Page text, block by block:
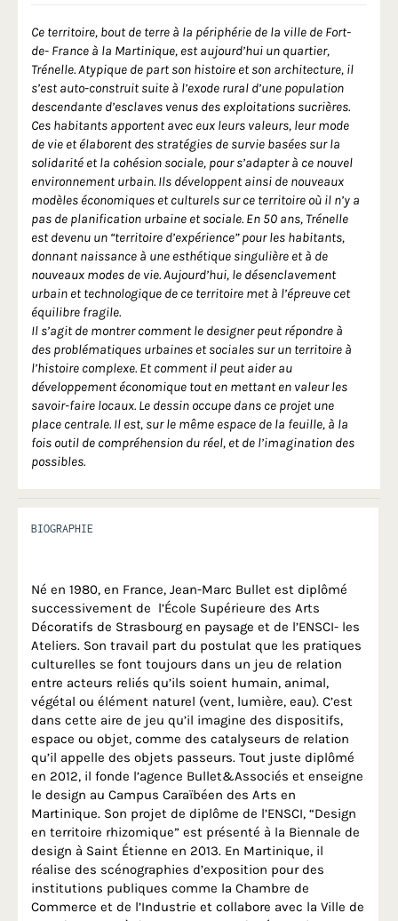
Ce territoire, bout de terre à la périphérie de la ville de Fort-
de- France à la Martinique, est aujourd’hui un quartier,
Trénelle. Atypique de part son histoire et son architecture, il
s’est auto-construit suite à l’exode rural d’une population
descendante d’esclaves venus des exploitations sucrières.
Ces habitants apportent avec eux leurs valeurs, leur mode
de vie et élaborent des stratégies de survie basées sur la
solidarité et la cohésion sociale, pour s’adapter à ce nouvel
environnement urbain. Ils développent ainsi de nouveaux
modèles économiques et culturels sur ce territoire où il n’y a
pas de planification urbaine et sociale. En 50 ans, Trénelle
est devenu un “territoire d’expérience” pour les habitants,
donnant naissance à une esthétique singulière et à de
nouveaux modes de vie. Aujourd’hui, le désenclavement
urbain et technologique de ce territoire met à l’épreuve cet
équilibre fragile.
Il s’agit de montrer comment le designer peut répondre à
des problématiques urbaines et sociales sur un territoire à
l’histoire complexe. Et comment il peut aider au
développement économique tout en mettant en valeur les
savoir-faire locaux. Le dessin occupe dans ce projet une
place centrale. Il est, sur le même espace de la feuille, à la
fois outil de compréhension du réel, et de l’imagination des
possibles.
BIOGRAPHIE
Né en 1980, en France, Jean-Marc Bullet est diplômé
successivement de l’École Supérieure des Arts
Décoratifs de Strasbourg en paysage et de l’ENSCI- les
Ateliers. Son travail part du postulat que les pratiques
culturelles se font toujours dans un jeu de relation
entre acteurs reliés qu’ils soient humain, animal,
végétal ou élément naturel (vent, lumière, eau). C’est
dans cette aire de jeu qu’il imagine des dispositifs,
espace ou objet, comme des catalyseurs de relation
qu’il appelle des objets passeurs. Tout juste diplômé
en 2012, il fonde l’agence Bullet&Associés et enseigne
le design au Campus Caraïbéen des Arts en
Martinique. Son projet de diplôme de l’ENSCI, “Design
en territoire rhizomique” est présenté à la Biennale de
design à Saint Étienne en 2013. En Martinique, il
réalise des scénographies d’exposition pour des
institutions publiques comme la Chambre de
Commerce et de l’Industrie et collabore avec la Ville de